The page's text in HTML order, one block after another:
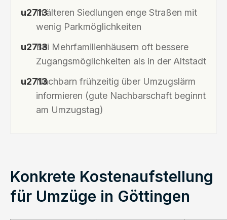
In älteren Siedlungen enge Straßen mit
wenig Parkmöglichkeiten
Bei Mehrfamilienhäusern oft bessere
Zugangsmöglichkeiten als in der Altstadt
Nachbarn frühzeitig über Umzugslärm
informieren (gute Nachbarschaft beginnt
am Umzugstag)
Konkrete Kostenaufstellung
für Umzüge in Göttingen